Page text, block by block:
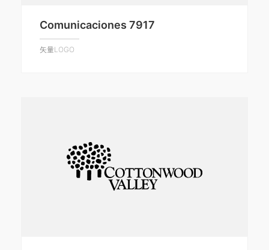
Comunicaciones 7917
矢量LOGO